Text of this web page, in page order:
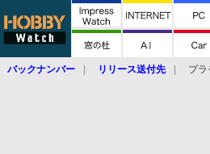
バックナンバー リリース送付先 プラ